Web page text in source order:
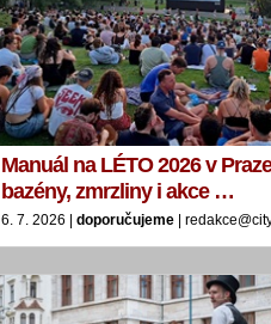
Manuál na LÉTO 2026 v
bazény, zmrzliny i akce …
6. 7. 2026 | doporučujeme |